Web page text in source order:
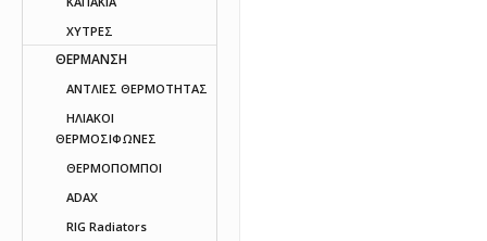
ΧΥΤΡΕΣ
ΘΕΡΜΑΝΣΗ
ΑΝΤΛΙΕΣ ΘΕΡΜΟΤΗΤΑΣ
ΗΛΙΑΚΟΙ
ΘΕΡΜΟΣΙΦΩΝΕΣ
ΘΕΡΜΟΠΟΜΠΟΙ
ADAX
RIG Radiators